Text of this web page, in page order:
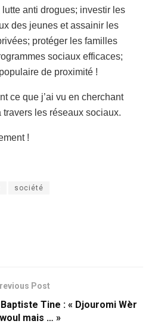
anti drogues; investir les
des jeunes et assainir les
protéger les familles
sociaux efficaces;
de proximité !
ce que j’ai vu en cherchant
les réseaux sociaux.
!
société
Post
Tine : « Djouromi Wèr
mais … »